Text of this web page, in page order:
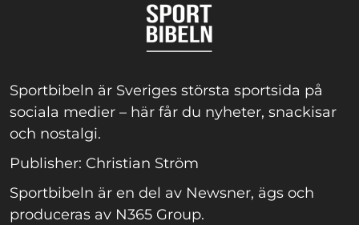
Sportbibeln är Sveriges största sportsida på
sociala medier – här får du nyheter, snackisar
och nostalgi.
Publisher: Christian Ström
Sportbibeln är en del av Newsner, ägs och
produceras av N365 Group.